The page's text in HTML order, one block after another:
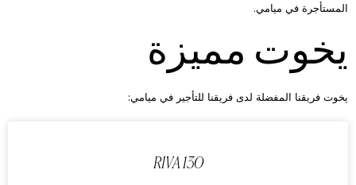
المستأجرة في ميامي.
يخوت مميزة
يخوت فريقنا المفضلة لدى فريقنا للتأجير في ميامي:
RIVA 130